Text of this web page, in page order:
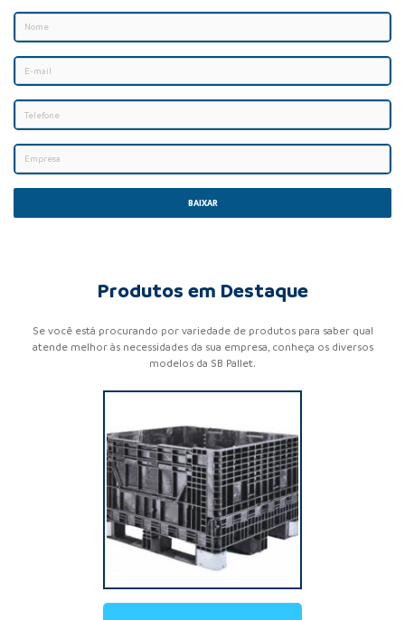
BAIXAR
Produtos em Destaque
Se você está procurando por variedade de produtos para saber qual
atende melhor às necessidades da sua empresa, conheça os diversos
modelos da SB Pallet.